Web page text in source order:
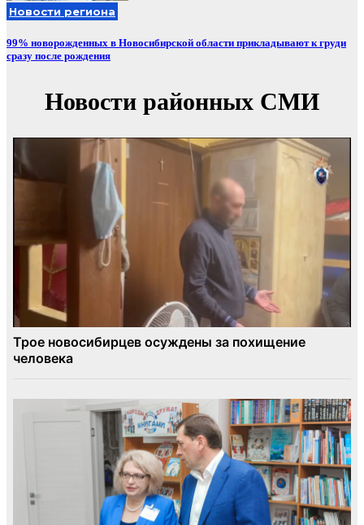
Новости региона
99% новорожденных в Новосибирской области прикладывают к груди
сразу после рождения